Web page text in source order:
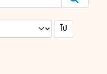
ไป